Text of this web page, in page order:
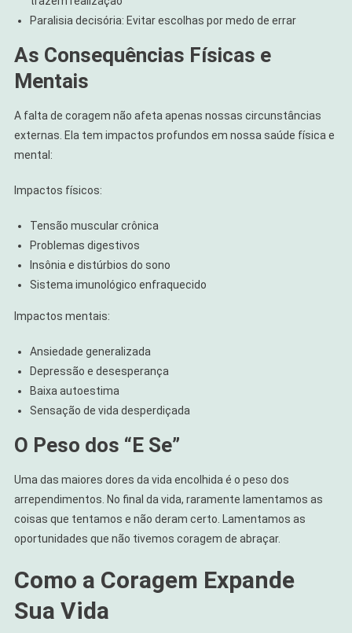
Paralisia decisória: Evitar escolhas por medo de errar
As Consequências Físicas e
Mentais
A falta de coragem não afeta apenas nossas circunstâncias
externas. Ela tem impactos profundos em nossa saúde física e
mental:
Impactos físicos:
Tensão muscular crônica
Problemas digestivos
Insônia e distúrbios do sono
Sistema imunológico enfraquecido
Impactos mentais:
Ansiedade generalizada
Depressão e desesperança
Baixa autoestima
Sensação de vida desperdiçada
O Peso dos “E Se”
Uma das maiores dores da vida encolhida é o peso dos
arrependimentos. No final da vida, raramente lamentamos as
coisas que tentamos e não deram certo. Lamentamos as
oportunidades que não tivemos coragem de abraçar.
Como a Coragem Expande
Sua Vida